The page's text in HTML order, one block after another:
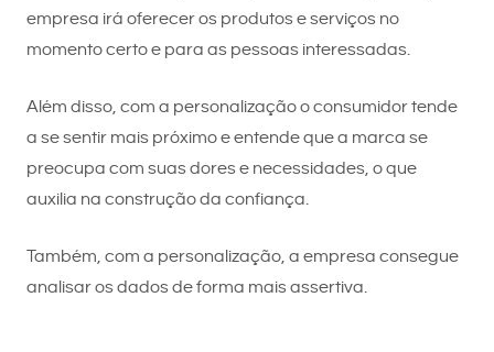
empresa irá oferecer os produtos e serviços no
momento certo e para as pessoas interessadas.
Além disso, com a personalização o consumidor tende
a se sentir mais próximo e entende que a marca se
preocupa com suas dores e necessidades, o que
auxilia na construção da confiança.
Também, com a personalização, a empresa consegue
analisar os dados de forma mais assertiva.